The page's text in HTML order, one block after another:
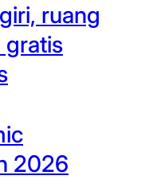
ruang
gratis
2026